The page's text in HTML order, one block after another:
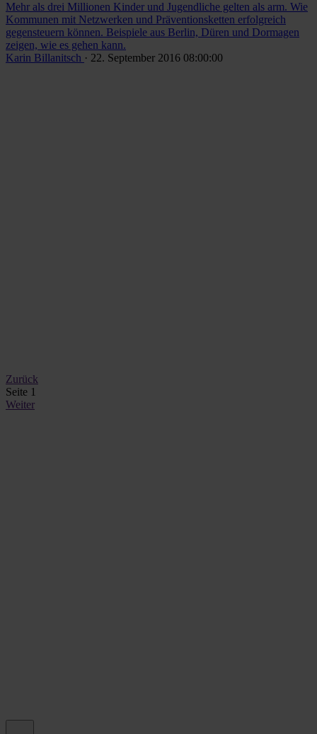
Mehr als drei Millionen Kinder und Jugendliche gelten als arm. Wie
Kommunen mit Netzwerken und Präventionsketten ­erfolgreich
gegensteuern können. Beispiele aus Berlin, Düren und Dormagen
zeigen, wie es gehen kann.
Karin Billanitsch · 22. September 2016 08:00:00
Zurück
Seite 1
Weiter